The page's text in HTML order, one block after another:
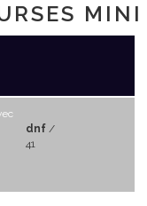
MINI
dnf/
41